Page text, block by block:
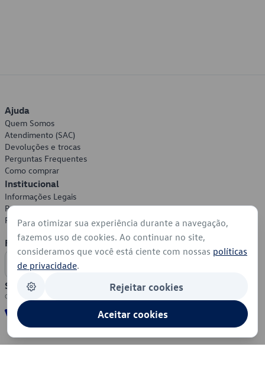
Ajuda
Quem Somos
Atendimento (SAC)
Devoluções e trocas
Perguntas Frequentes
Como comprar
Institucional
Informações Legais
Política de Privacidade
Política de Cookies
Formas de Pagamento
Segurança
Para otimizar sua experiência durante a navegação,
fazemos uso de cookies. Ao continuar no site,
consideramos que você está ciente com nossas políticas
de privacidade.
Rejeitar cookies
Aceitar cookies